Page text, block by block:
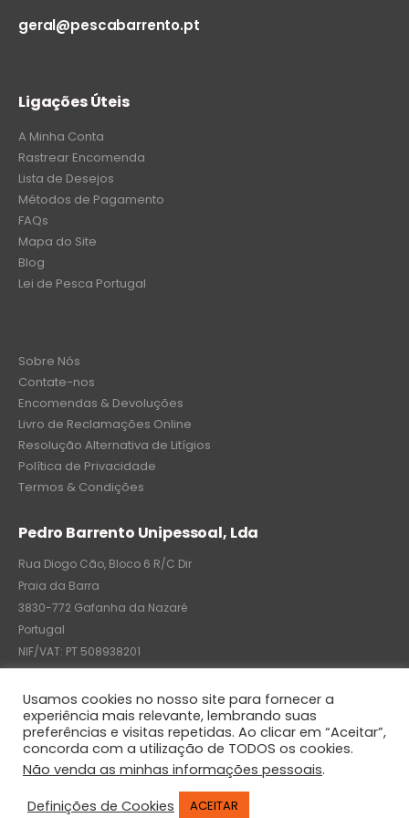
geral@pescabarrento.pt
Ligações Úteis
A Minha Conta
Rastrear Encomenda
Lista de Desejos
Métodos de Pagamento
FAQs
Mapa do Site
Blog
Lei de Pesca Portugal
Sobre Nós
Contate-nos
Encomendas & Devoluções
Livro de Reclamações Online
Resolução Alternativa de Litígios
Política de Privacidade
Termos & Condições
Pedro Barrento Unipessoal, Lda
Rua Diogo Cão, Bloco 6 R/C Dir
Praia da Barra
3830-772 Gafanha da Nazaré
Portugal
NIF/VAT: PT 508938201
C.R.C.: 7004-8522-6075
© Pedro Barrento Unipessoal, Lda. 2020. All Rights Reserved
Usamos cookies no nosso site para fornecer a
experiência mais relevante, lembrando suas
preferências e visitas repetidas. Ao clicar em “Aceitar”,
concorda com a utilização de TODOS os cookies.
Não venda as minhas informações pessoais.
Definições de Cookies
ACEITAR